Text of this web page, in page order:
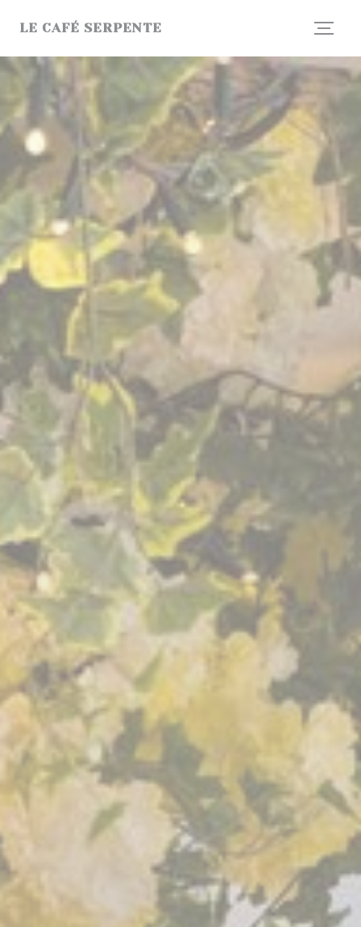
LE CAFÉ SERPENTE